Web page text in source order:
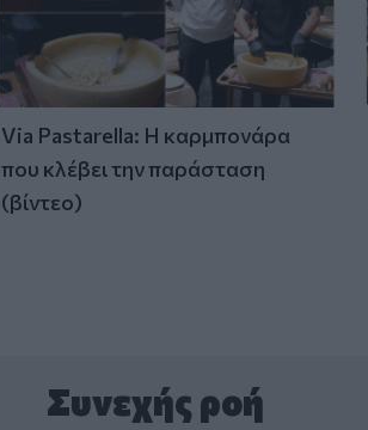
Via Pastarella: Η καρμπονάρα
που κλέβει την παράσταση
(βίντεο)
Συνεχής ροή